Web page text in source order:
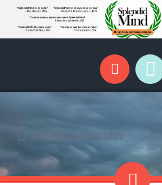
El Camino de las Mentes Brillantes
Menú
Buscar
contaminación